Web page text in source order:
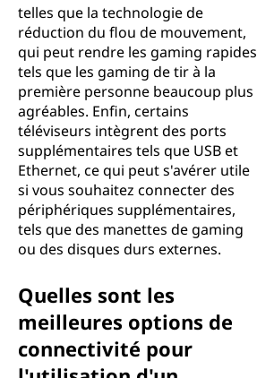
telles que la technologie de
réduction du flou de mouvement,
qui peut rendre les gaming rapides
tels que les gaming de tir à la
première personne beaucoup plus
agréables. Enfin, certains
téléviseurs intègrent des ports
supplémentaires tels que USB et
Ethernet, ce qui peut s'avérer utile
si vous souhaitez connecter des
périphériques supplémentaires,
tels que des manettes de gaming
ou des disques durs externes.
Quelles sont les
meilleures options de
connectivité pour